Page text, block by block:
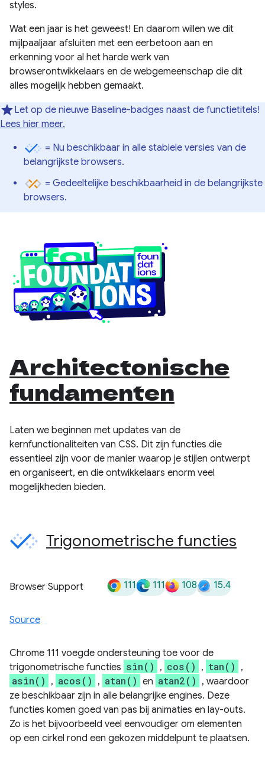
styles.
Wat een jaar is het geweest! En daarom willen we dit
mijlpaaljaar afsluiten met een eerbetoon aan en
erkenning voor al het harde werk van
browserontwikkelaars en de webgemeenschap die dit
alles mogelijk hebben gemaakt.
Let op de nieuwe Baseline-badges naast de functietitels!
Lees hier meer.
= Nu beschikbaar in alle stabiele versies van de
belangrijkste browsers.
= Gedeeltelijke beschikbaarheid in de belangrijkste
browsers.
Architectonische
fundamenten
Laten we beginnen met updates van de
kernfunctionaliteiten van CSS. Dit zijn functies die
essentieel zijn voor de manier waarop je stijlen ontwerpt
en organiseert, en die ontwikkelaars enorm veel
mogelijkheden bieden.
Trigonometrische functies
Browser Support 111 111 108 15.4
Source
Chrome 111 voegde ondersteuning toe voor de
trigonometrische functies sin() , cos() , tan() ,
asin() , acos() , atan() en atan2() , waardoor
ze beschikbaar zijn in alle belangrijke engines. Deze
functies komen goed van pas bij animaties en lay-outs.
Zo is het bijvoorbeeld veel eenvoudiger om elementen
op een cirkel rond een gekozen middelpunt te plaatsen.